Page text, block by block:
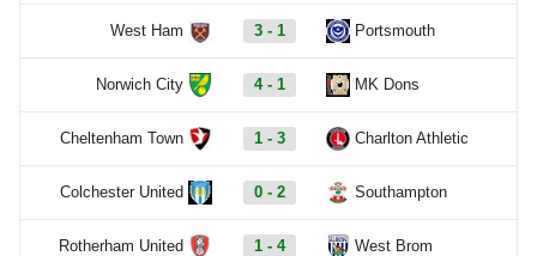
West Ham 3 - 1 Portsmouth
Norwich City 4 - 1 MK Dons
Cheltenham Town 1 - 3 Charlton Athletic
Colchester United 0 - 2 Southampton
Rotherham United 1 - 4 West Brom